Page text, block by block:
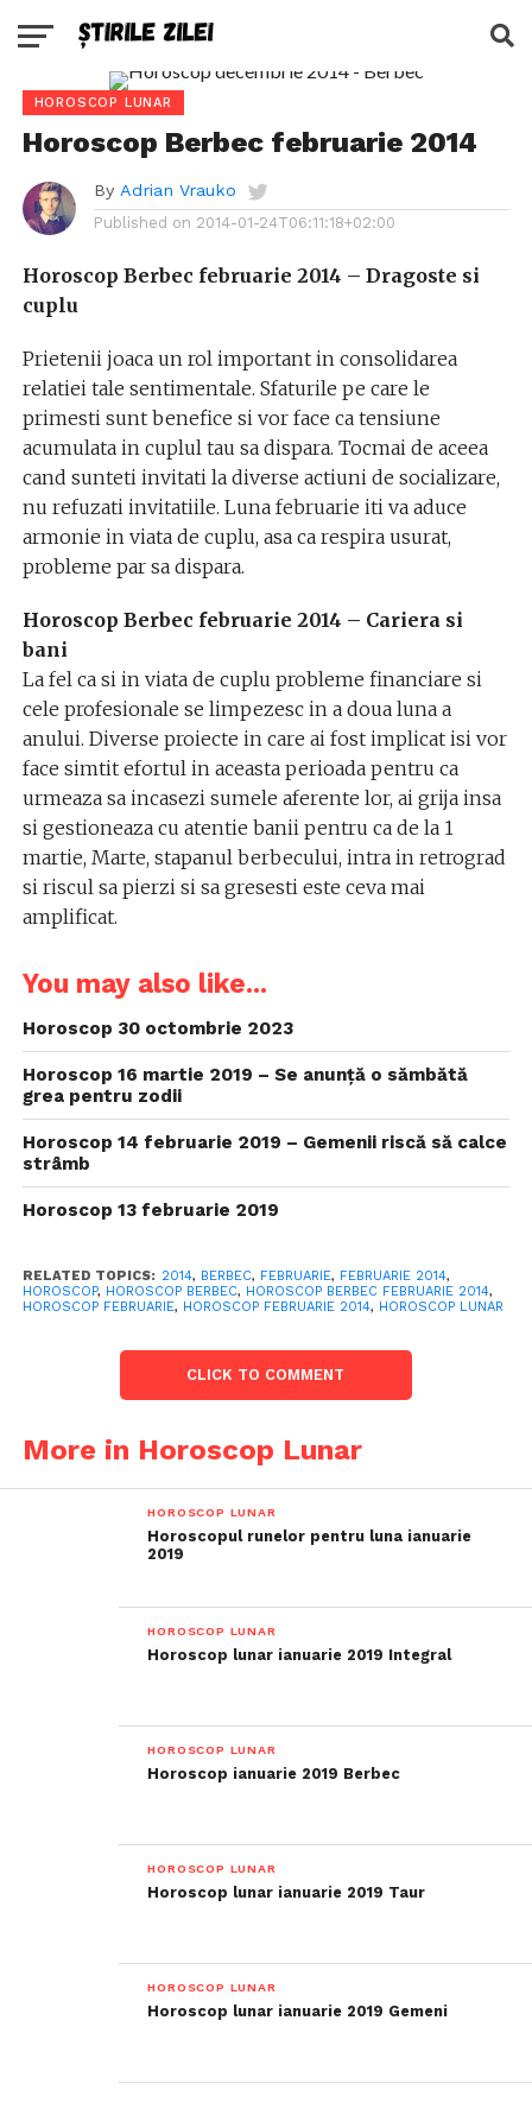
HOROSCOP LUNAR
Horoscop Berbec februarie 2014
By Adrian Vrauko
Published on 2014-01-24T06:11:18+02:00
Horoscop Berbec februarie 2014 – Dragoste si
cuplu
Prietenii joaca un rol important in consolidarea
relatiei tale sentimentale. Sfaturile pe care le
primesti sunt benefice si vor face ca tensiune
acumulata in cuplul tau sa dispara. Tocmai de aceea
cand sunteti invitati la diverse actiuni de socializare,
nu refuzati invitatiile. Luna februarie iti va aduce
armonie in viata de cuplu, asa ca respira usurat,
probleme par sa dispara.
Horoscop Berbec februarie 2014 – Cariera si
bani
La fel ca si in viata de cuplu probleme financiare si
cele profesionale se limpezesc in a doua luna a
anului. Diverse proiecte in care ai fost implicat isi vor
face simtit efortul in aceasta perioada pentru ca
urmeaza sa incasezi sumele aferente lor, ai grija insa
si gestioneaza cu atentie banii pentru ca de la 1
martie, Marte, stapanul berbecului, intra in retrograd
si riscul sa pierzi si sa gresesti este ceva mai
amplificat.
You may also like...
Horoscop 30 octombrie 2023
Horoscop 16 martie 2019 – Se anunță o sămbătă
grea pentru zodii
Horoscop 14 februarie 2019 – Gemenii riscă să calce
strâmb
Horoscop 13 februarie 2019
RELATED TOPICS: 2014, BERBEC, FEBRUARIE, FEBRUARIE 2014,
HOROSCOP, HOROSCOP BERBEC, HOROSCOP BERBEC FEBRUARIE 2014,
HOROSCOP FEBRUARIE, HOROSCOP FEBRUARIE 2014, HOROSCOP LUNAR
CLICK TO COMMENT
More in Horoscop Lunar
HOROSCOP LUNAR
Horoscopul runelor pentru luna ianuarie
2019
HOROSCOP LUNAR
Horoscop lunar ianuarie 2019 Integral
HOROSCOP LUNAR
Horoscop ianuarie 2019 Berbec
HOROSCOP LUNAR
Horoscop lunar ianuarie 2019 Taur
HOROSCOP LUNAR
Horoscop lunar ianuarie 2019 Gemeni